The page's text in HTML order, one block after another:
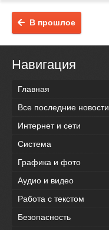
В прошлое
Навигация
Главная
Все последние новости
Интернет и сети
Система
Графика и фото
Аудио и видео
Работа с текстом
Безопасность